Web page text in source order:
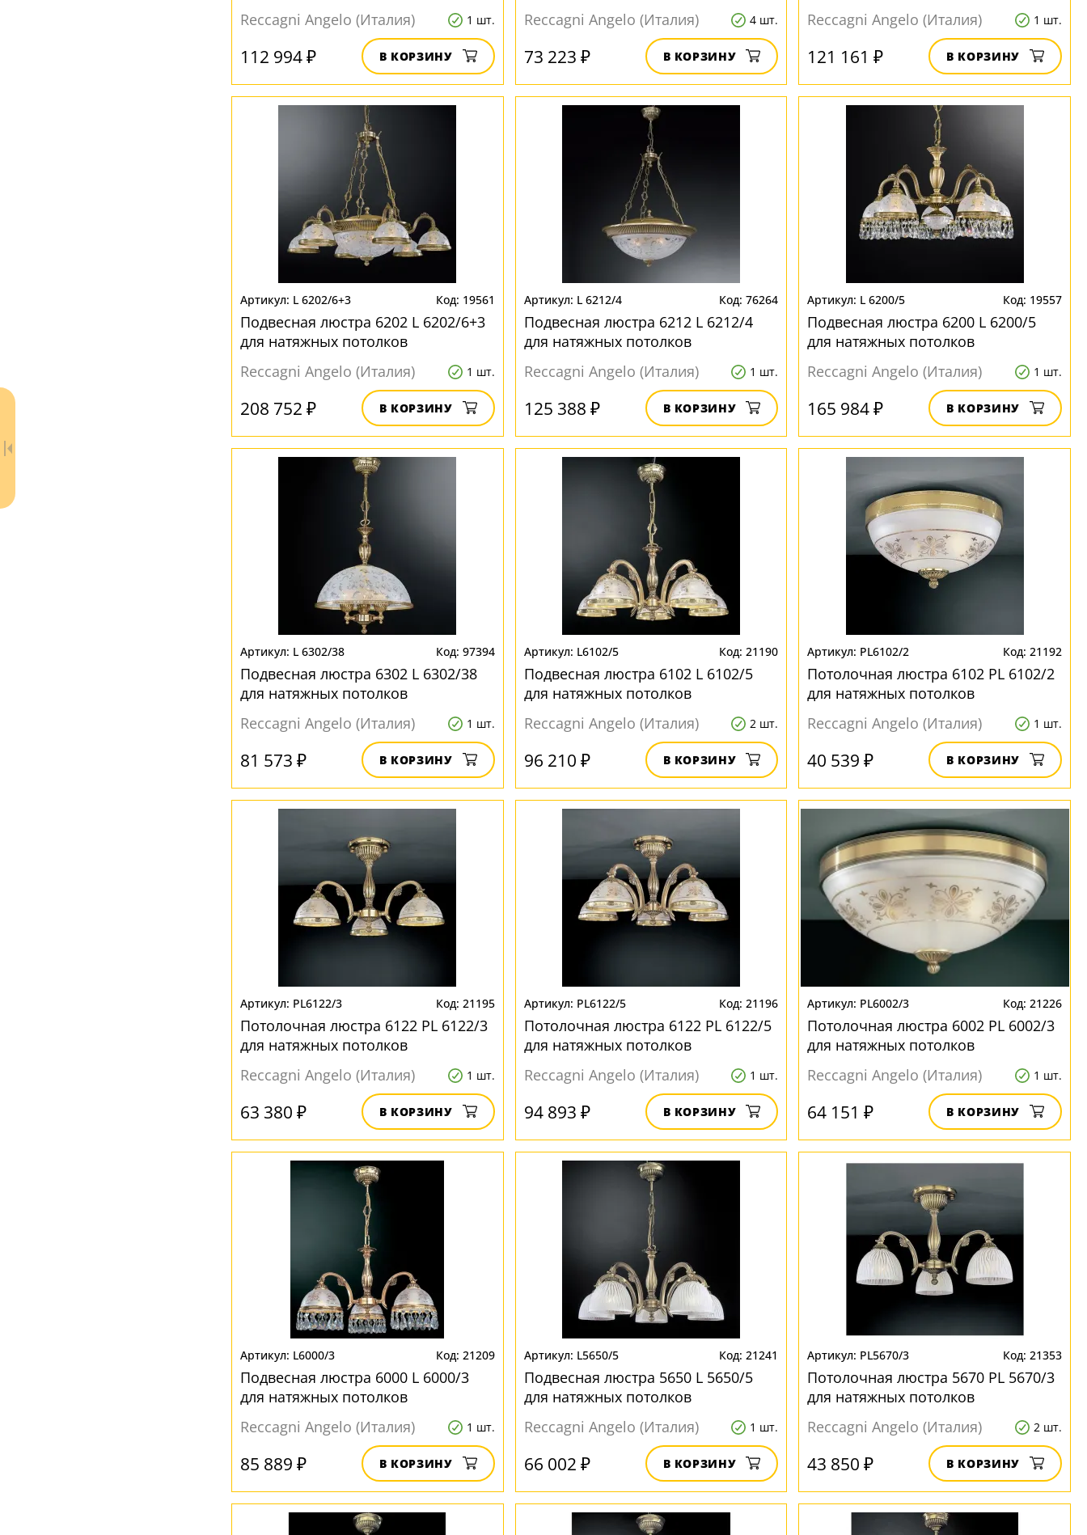
- бесплатная доставка
Reccagni Angelo (Италия)
1 шт.
112 994 ₽ В КОРЗИНУ
Reccagni Angelo (Италия)
4 шт.
73 223 ₽ В КОРЗИНУ
Reccagni Angelo (Италия)
1 шт.
121 161 ₽ В КОРЗИНУ
L 6202/6+3 19561
Подвесная люстра 6202 L 6202/6+3
для натяжных потолков
Reccagni Angelo (Италия)
1 шт.
208 752 ₽ В КОРЗИНУ
L 6212/4 76264
Подвесная люстра 6212 L 6212/4
для натяжных потолков
Reccagni Angelo (Италия)
1 шт.
125 388 ₽ В КОРЗИНУ
L 6200/5 19557
Подвесная люстра 6200 L 6200/5
для натяжных потолков
Reccagni Angelo (Италия)
1 шт.
165 984 ₽ В КОРЗИНУ
L 6302/38 97394
Подвесная люстра 6302 L 6302/38
для натяжных потолков
Reccagni Angelo (Италия)
1 шт.
81 573 ₽ В КОРЗИНУ
L6102/5 21190
Подвесная люстра 6102 L 6102/5
для натяжных потолков
Reccagni Angelo (Италия)
2 шт.
96 210 ₽ В КОРЗИНУ
PL6102/2 21192
Потолочная люстра 6102 PL 6102/2
для натяжных потолков
Reccagni Angelo (Италия)
1 шт.
40 539 ₽ В КОРЗИНУ
PL6122/3 21195
Потолочная люстра 6122 PL 6122/3
для натяжных потолков
Reccagni Angelo (Италия)
1 шт.
63 380 ₽ В КОРЗИНУ
PL6122/5 21196
Потолочная люстра 6122 PL 6122/5
для натяжных потолков
Reccagni Angelo (Италия)
1 шт.
94 893 ₽ В КОРЗИНУ
PL6002/3 21226
Потолочная люстра 6002 PL 6002/3
для натяжных потолков
Reccagni Angelo (Италия)
1 шт.
64 151 ₽ В КОРЗИНУ
L6000/3 21209
Подвесная люстра 6000 L 6000/3
для натяжных потолков
Reccagni Angelo (Италия)
1 шт.
85 889 ₽ В КОРЗИНУ
L5650/5 21241
Подвесная люстра 5650 L 5650/5
для натяжных потолков
Reccagni Angelo (Италия)
1 шт.
66 002 ₽ В КОРЗИНУ
PL5670/3 21353
Потолочная люстра 5670 PL 5670/3
для натяжных потолков
Reccagni Angelo (Италия)
2 шт.
43 850 ₽ В КОРЗИНУ